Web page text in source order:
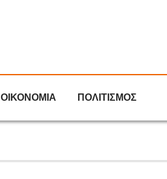
ΟΙΚΟΝΟΜΙΑ ΠΟΛΙΤΙΣΜΟΣ